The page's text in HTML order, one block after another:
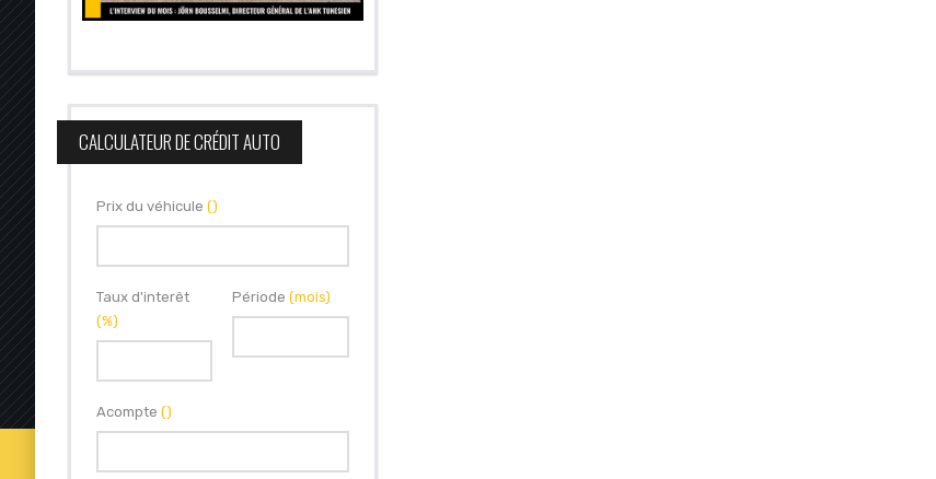
CALCULATEUR DE CRÉDIT AUTO
Prix du véhicule ()
Taux d'interêt
(%)
Période(mois)
Acompte ()